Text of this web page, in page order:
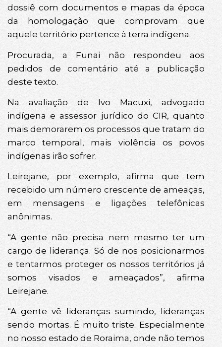
dossiê com documentos e mapas da época
da homologação que comprovam que
aquele território pertence à terra indígena.
Procurada, a Funai não respondeu aos
pedidos de comentário até a publicação
deste texto.
Na avaliação de Ivo Macuxi, advogado
indígena e assessor jurídico do CIR, quanto
mais demorarem os processos que tratam do
marco temporal, mais violência os povos
indígenas irão sofrer.
Leirejane, por exemplo, afirma que tem
recebido um número crescente de ameaças,
em mensagens e ligações telefônicas
anônimas.
“A gente não precisa nem mesmo ter um
cargo de liderança. Só de nos posicionarmos
e tentarmos proteger os nossos territórios já
somos visados e ameaçados”, afirma
Leirejane.
“A gente vê lideranças sumindo, lideranças
sendo mortas. É muito triste. Especialmente
no nosso estado de Roraima, onde não temos